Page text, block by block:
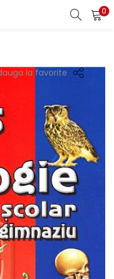
0
REGISTER
la favorite